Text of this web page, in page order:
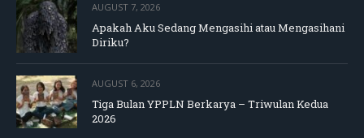
AUGUST 7, 2026
Apakah Aku Sedang Mengasihi atau Mengasihani
Diriku?
AUGUST 6, 2026
Tiga Bulan YPPLN Berkarya – Triwulan Kedua
2026